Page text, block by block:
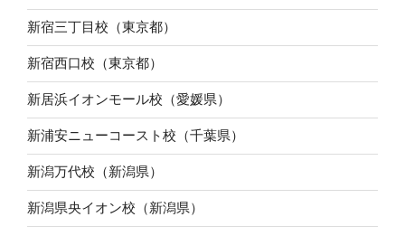
新宿三丁目校（東京都）
新宿西口校（東京都）
新居浜イオンモール校（愛媛県）
新浦安ニューコースト校（千葉県）
新潟万代校（新潟県）
新潟県央イオン校（新潟県）